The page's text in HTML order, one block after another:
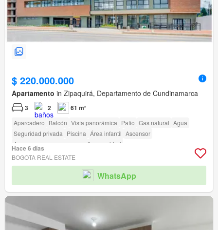
$ 220.000.000
Apartamento in Zipaquirá, Departamento de Cundinamarca
3 2 61 m²
Aparcadero Balcón Vista panorámica Patio Gas natural Agua
Seguridad privada Piscina Área infantil Ascensor
Acceso para personas con discapacidad
Hace 6 días
BOGOTA REAL ESTATE
WhatsApp